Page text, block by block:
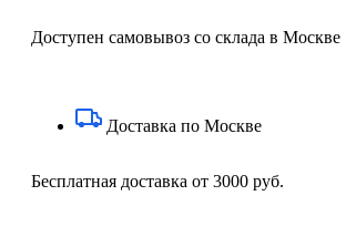
Доступен самовывоз со склада в Москве
Доставка по Москве
Бесплатная доставка от 3000 руб.